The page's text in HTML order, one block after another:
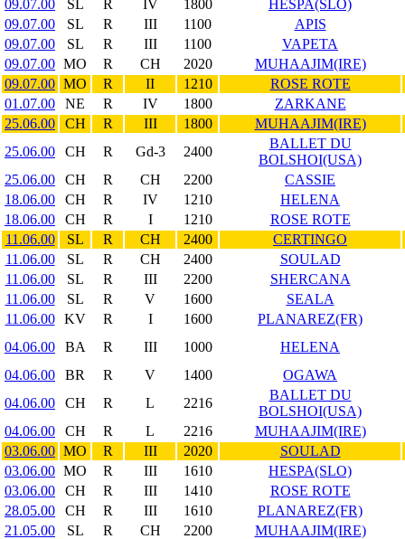
09.07.00 SL R IV 1800
HESPA(SLO)
09.07.00
SL R III 1100
APIS
09.07.00
SL R III 1100
VAPETA
09.07.00 MO R CH 2020
MUHAAJIM(IRE)
09.07.00 MO R II 1210
ROSE ROTE
01.07.00
NE R IV 1800
ZARKANE
25.06.00
CH R III 1800
MUHAAJIM(IRE)
25.06.00
CH R Gd-3 2400
BALLET DU
BOLSHOI(USA)
25.06.00
CH R CH 2200
CASSIE
18.06.00
CH R IV 1210
HELENA
18.06.00
CH R I 1210
ROSE ROTE
11.06.00
SL R CH 2400
CERTINGO
11.06.00
SL R CH 2400
SOULAD
11.06.00
SL R III 2200
SHERCANA
11.06.00
SL R V 1600
SEALA
11.06.00
KV R I 1600
PLANAREZ(FR)
04.06.00
BA R III 1000
HELENA
04.06.00
BR R V 1400
OGAWA
04.06.00
CH R L 2216
BALLET DU
BOLSHOI(USA)
04.06.00
CH R L 2216
MUHAAJIM(IRE)
03.06.00 MO R III 2020
SOULAD
03.06.00 MO R III 1610
HESPA(SLO)
03.06.00
CH R III 1410
ROSE ROTE
28.05.00
CH R III 1610
PLANAREZ(FR)
21.05.00
SL R CH 2200
MUHAAJIM(IRE)